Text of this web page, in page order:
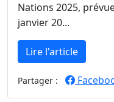
Nations 2025,
janvier 20...
Lire l'article
Partager :